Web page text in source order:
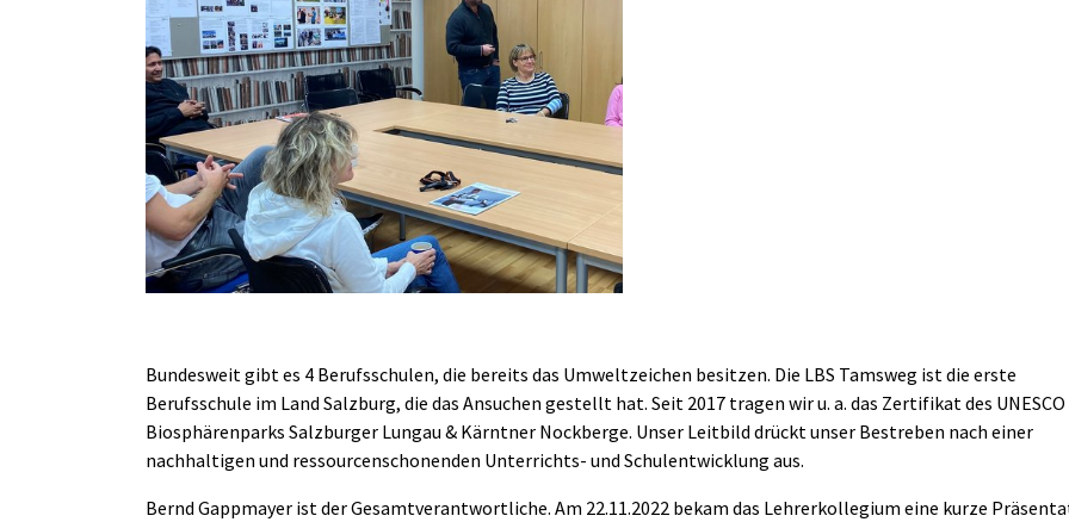
Bundesweit gibt es 4 Berufsschulen, die bereits das Umweltzeichen besitzen. Die LBS Tamsweg ist die erste
Berufsschule im Land Salzburg, die das Ansuchen gestellt hat. Seit 2017 tragen wir u. a. das Zertifikat des UNESCO
Biosphärenparks Salzburger Lungau & Kärntner Nockberge. Unser Leitbild drückt unser Bestreben nach einer
nachhaltigen und ressourcenschonenden Unterrichts- und Schulentwicklung aus.
Bernd Gappmayer ist der Gesamtverantwortliche. Am 22.11.2022 bekam das Lehrerkollegium eine kurze